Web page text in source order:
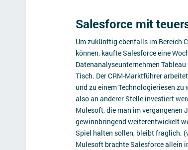
Salesforce mit
Um zukünftig ebenfalls im Bereich
können, kaufte Salesforce eine
Datenanalyseunternehmen
Tisch. Der CRM-Marktführer
und zu einem Technologieriesen
also an anderer Stelle investiert
Mulesoft, die man im vergangenen
gewinnbringend weiterentwickelt
Spiel halten sollen, bleibt fraglich.
Mulesoft brachte Salesforce allein